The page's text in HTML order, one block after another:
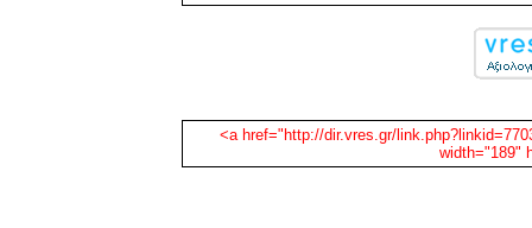
<a href="http://dir.vres.gr/
width="189"